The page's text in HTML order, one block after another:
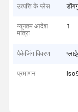
उत्पत्ति के प्लेस
न्यूनतम आदेश
मात्रा
1
पैकेजिंग विवरण
प्रमाणन